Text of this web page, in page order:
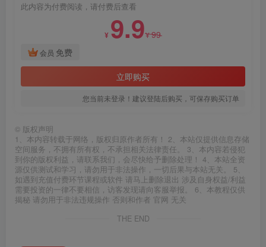
此内容为付费阅读，请付费后查看
¥ 9.9¥99
会员 免费
立即购买
您当前未登录！建议登陆后购买，可保存购买订单
© 版权声明
1、本内容转载于网络，版权归原作者所有！ 2、本站仅提供信息存储
空间服务，不拥有所有权，不承担相关法律责任。 3、本内容若侵犯
到你的版权利益，请联系我们，会尽快给予删除处理！ 4、本站全资
源仅供测试和学习，请勿用于非法操作，一切后果与本站无关。 5、
如遇到充值付费环节课程或软件 请马上删除退出 涉及自身权益/利益
需要投资的一律不要相信，访客发现请向客服举报。 6、本教程仅供
揭秘 请勿用于非法违规操作 否则和作者 官网 无关
THE END